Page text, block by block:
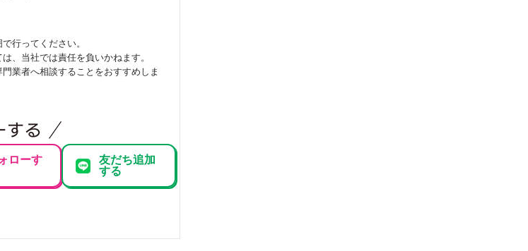
行ってください。
、当社では責任を負いかねます。
業者へ相談することをおすすめしま
ローす
友だち追加
する